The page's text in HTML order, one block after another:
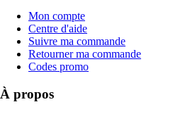
Mon compte
Centre d'aide
Suivre ma commande
Retourner ma commande
Codes promo
À propos